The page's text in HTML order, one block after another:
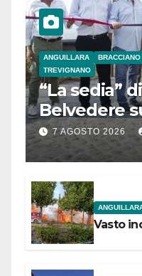
ANGUILLARA BRACCIANO
TREVIGNANO
“La sedia”
Belvedere
Bracciano:
7 AGOSTO 2026
Vasto